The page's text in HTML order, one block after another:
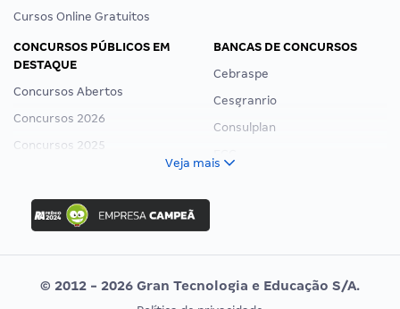
Cursos Online Gratuitos
CONCURSOS PÚBLICOS EM
DESTAQUE
Concursos Abertos
Concursos 2026
Concursos 2025
Concurso Ibama
Concurso MPU
Editais publicados
BANCAS DE CONCURSOS
Cebraspe
Cesgranrio
Consulplan
Vunesp
Veja mais
© 2012 - 2026 Gran Tecnologia e Educação S/A.